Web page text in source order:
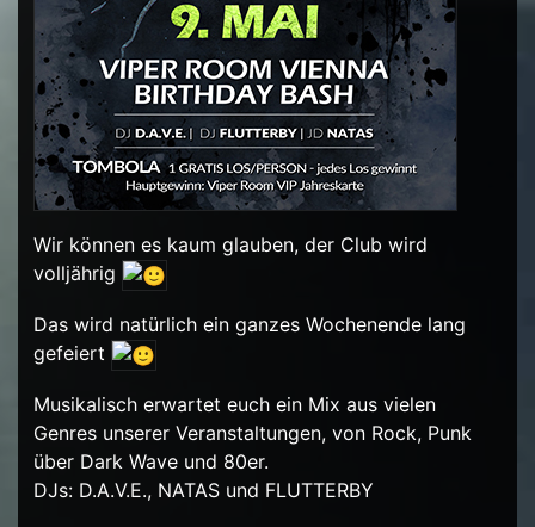
Wir können es kaum glauben, der Club wird
volljährig
Das wird natürlich ein ganzes Wochenende lang
gefeiert
Musikalisch erwartet euch ein Mix aus vielen
Genres unserer Veranstaltungen, von Rock, Punk
über Dark Wave und 80er.
DJs: D.A.V.E., NATAS und FLUTTERBY